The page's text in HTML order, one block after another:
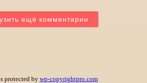
ещё комментарии
protected by wp-copyrightpro.com